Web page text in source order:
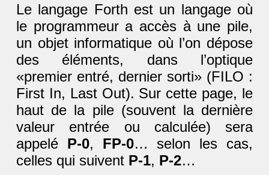
Le langage Forth est un langage où
le programmeur a accès à une pile,
un objet informatique où l’on dépose
des éléments, dans l’optique
«premier entré, dernier sorti» (FILO :
First In, Last Out). Sur cette page, le
haut de la pile (souvent la dernière
valeur entrée ou calculée) sera
appelé P-0, FP-0… selon les cas,
celles qui suivent P-1, P-2…